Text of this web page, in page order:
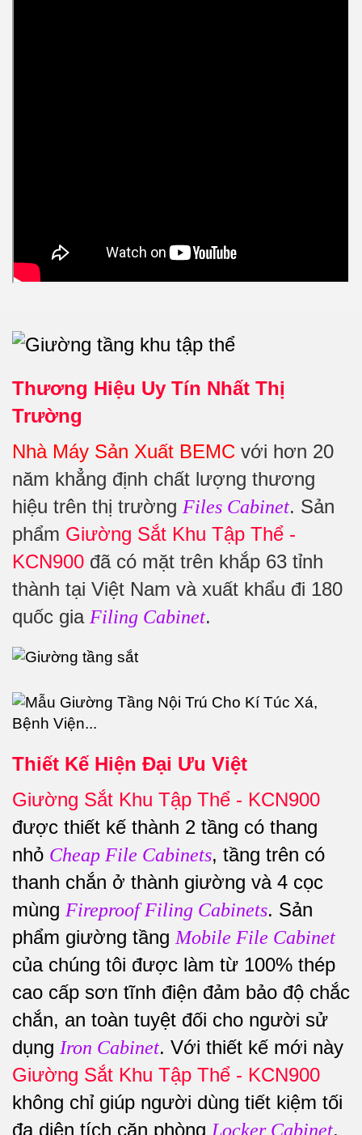
Thương Hiệu Uy Tín Nhất Thị
Trường
Nhà Máy Sản Xuất BEMC với hơn 20
năm khẳng định chất lượng thương
hiệu trên thị trường Files Cabinet. Sản
phẩm Giường Sắt Khu Tập Thể -
KCN900 đã có mặt trên khắp 63 tỉnh
thành tại Việt Nam và xuất khẩu đi 180
quốc gia Filing Cabinet.
Thiết Kế Hiện Đại Ưu Việt
Giường Sắt Khu Tập Thể - KCN900
được thiết kế thành 2 tầng có thang
nhỏ Cheap File Cabinets, tầng trên có
thanh chắn ở thành giường và 4 cọc
mùng Fireproof Filing Cabinets. Sản
phẩm giường tầng Mobile File Cabinet
của chúng tôi được làm từ 100% thép
cao cấp sơn tĩnh điện đảm bảo độ chắc
chắn, an toàn tuyệt đối cho người sử
dụng Iron Cabinet. Với thiết kế mới này
Giường Sắt Khu Tập Thể - KCN900
không chỉ giúp người dùng tiết kiệm tối
đa diện tích căn phòng Locker Cabinet,